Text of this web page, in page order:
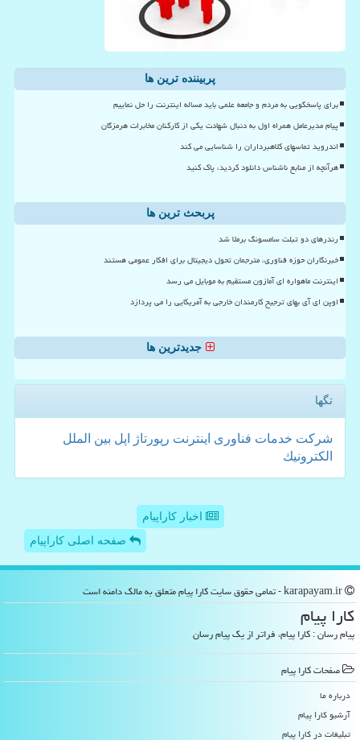
پربیننده ترین ها
برای پاسخگویی به مردم و جامعه علمی باید مساله اینترنت را حل نماییم
پیام مدیرعامل همراه اول به دنبال شهادت یکی از کارکنان مخابرات هرمزگان
اندروید تماسهای کلاهبرداران را شناسایی می کند
هرآنچه از منابع ناشناس دانلود کردید، پاک کنید
پربحث ترین ها
رندرهای دو تبلت سامسونگ برملا شد
خبرنگاران حوزه فناوری، مترجمان تحول دیجیتال برای افکار عمومی هستند
اینترنت ماهواره ای آمازون مستقیم به موبایل می رسد
اوپن ای آی بهای ترجیح کارمندان خارجی به آمریکایی را می پردازد
جدیدترین ها
تگها
شركت خدمات فناوری اینترنت رپورتاژ اپل بین الملل
الكترونیك
اخبار کاراپیام
صفحه اصلی کاراپیام
كارا پیام
پیام رسان : کارا پیام، فراتر از یک پیام رسان
صفحات كارا پیام
درباره ما
آرشیو كارا پیام
تبلیغات در كارا پیام